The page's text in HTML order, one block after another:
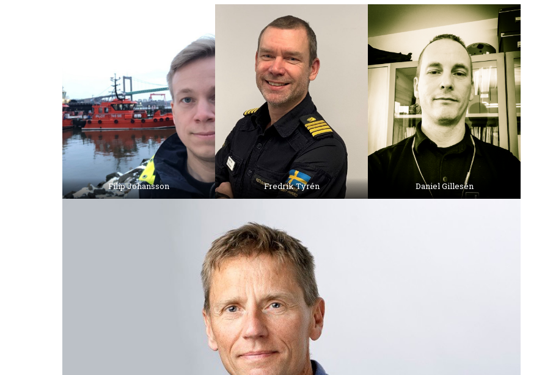
Filip Johansson Fredrik Tyrén Daniel Gillesén